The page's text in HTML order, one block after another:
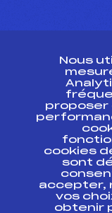
Ressources
Pass’Neige
Projet
Projet de
Antidopage
Pôle
Scientifique
Listes
Nous
proposer
cookies
sont
accepter,
vos
obtenir